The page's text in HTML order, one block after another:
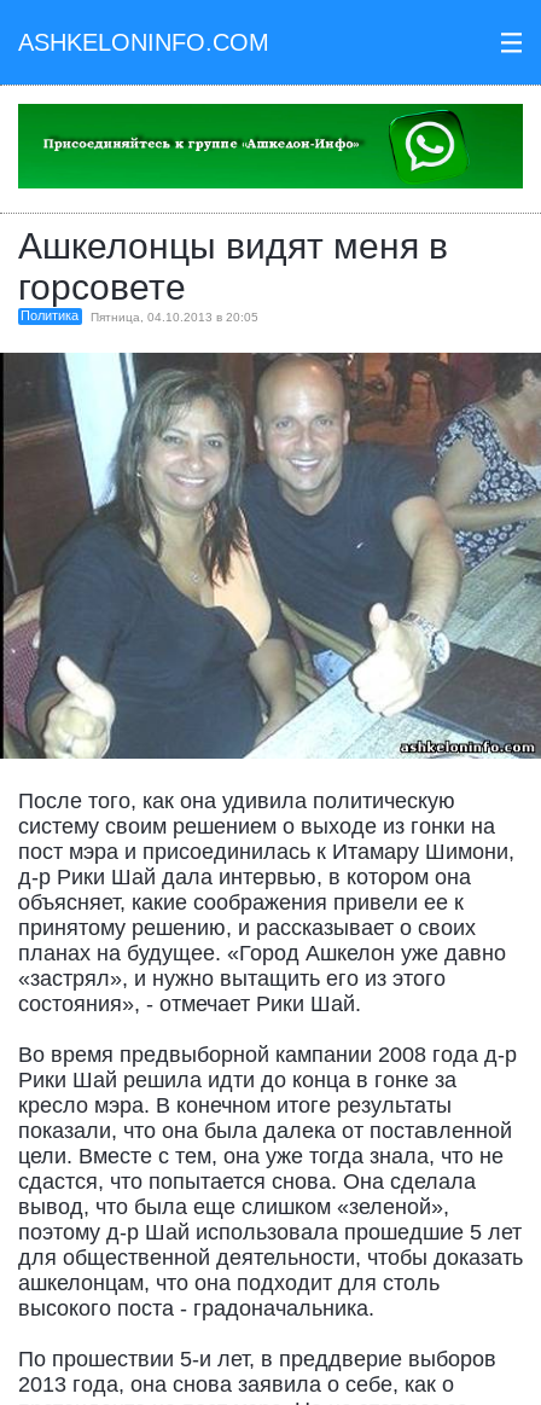
ASHKELONINFO.COM III
Ашкелонцы видят меня в
горсовете
Политика Пятница, 04.10.2013 в 20:05
После того, как она удивила политическую
систему своим решением о выходе из гонки на
пост мэра и присоединилась к Итамару Шимони,
д-р Рики Шай дала интервью, в котором она
объясняет, какие соображения привели ее к
принятому решению, и рассказывает о своих
планах на будущее. «Город Ашкелон уже давно
«застрял», и нужно вытащить его из этого
состояния», - отмечает Рики Шай.
Во время предвыборной кампании 2008 года д-р
Рики Шай решила идти до конца в гонке за
кресло мэра. В конечном итоге результаты
показали, что она была далека от поставленной
цели. Вместе с тем, она уже тогда знала, что не
сдастся, что попытается снова. Она сделала
вывод, что была еще слишком «зеленой»,
поэтому д-р Шай использовала прошедшие 5 лет
для общественной деятельности, чтобы доказать
ашкелонцам, что она подходит для столь
высокого поста - градоначальника.
По прошествии 5-и лет, в преддверие выборов
2013 года, она снова заявила о себе, как о